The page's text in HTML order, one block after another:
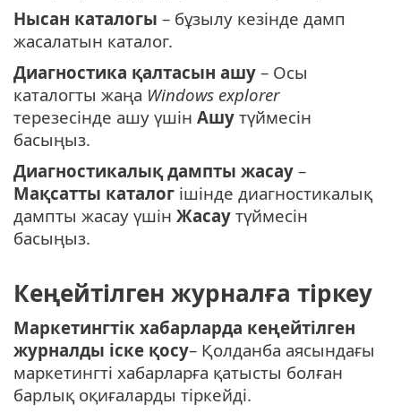
Нысан каталогы – бұзылу кезінде дамп
жасалатын каталог.
Диагностика қалтасын ашу – Осы
каталогты жаңа Windows explorer
терезесінде ашу үшін Ашу түймесін
басыңыз.
Диагностикалық дампты жасау –
Мақсатты каталог ішінде диагностикалық
дампты жасау үшін Жасау түймесін
басыңыз.
Кеңейтілген журналға тіркеу
Маркетингтік хабарларда кеңейтілген
журналды іске қосу– Қолданба аясындағы
маркетингті хабарларға қатысты болған
барлық оқиғаларды тіркейді.